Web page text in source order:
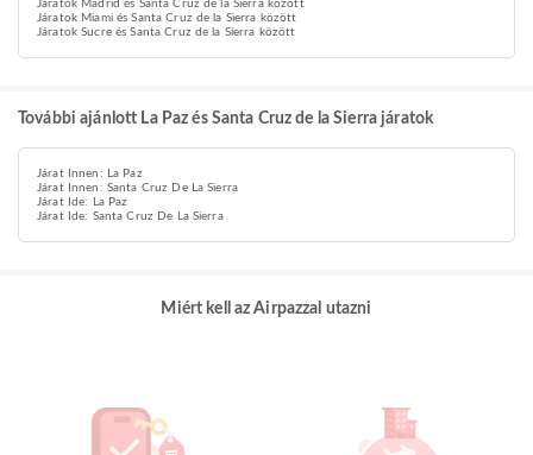
Járatok Madrid és Santa Cruz de la Sierra között
Járatok Miami és Santa Cruz de la Sierra között
Járatok Sucre és Santa Cruz de la Sierra között
További ajánlott La Paz és Santa Cruz de la Sierra járatok
Járat Innen: La Paz
Járat Innen: Santa Cruz De La Sierra
Járat Ide: La Paz
Járat Ide: Santa Cruz De La Sierra
Miért kell az Airpazzal utazni